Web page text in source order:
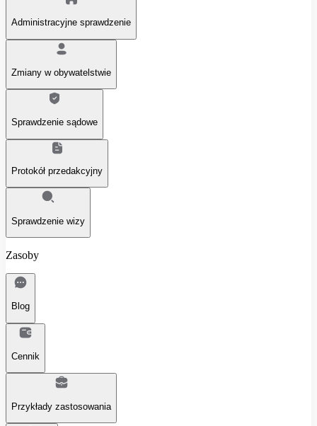
Administracyjne sprawdzenie
Zmiany w obywatelstwie
Sprawdzenie sądowe
Protokół przedakcyjny
Sprawdzenie wizy
Zasoby
Blog
Cennik
Przykłady zastosowania